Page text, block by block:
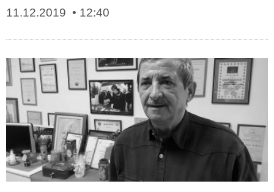
11.12.2019 12:40